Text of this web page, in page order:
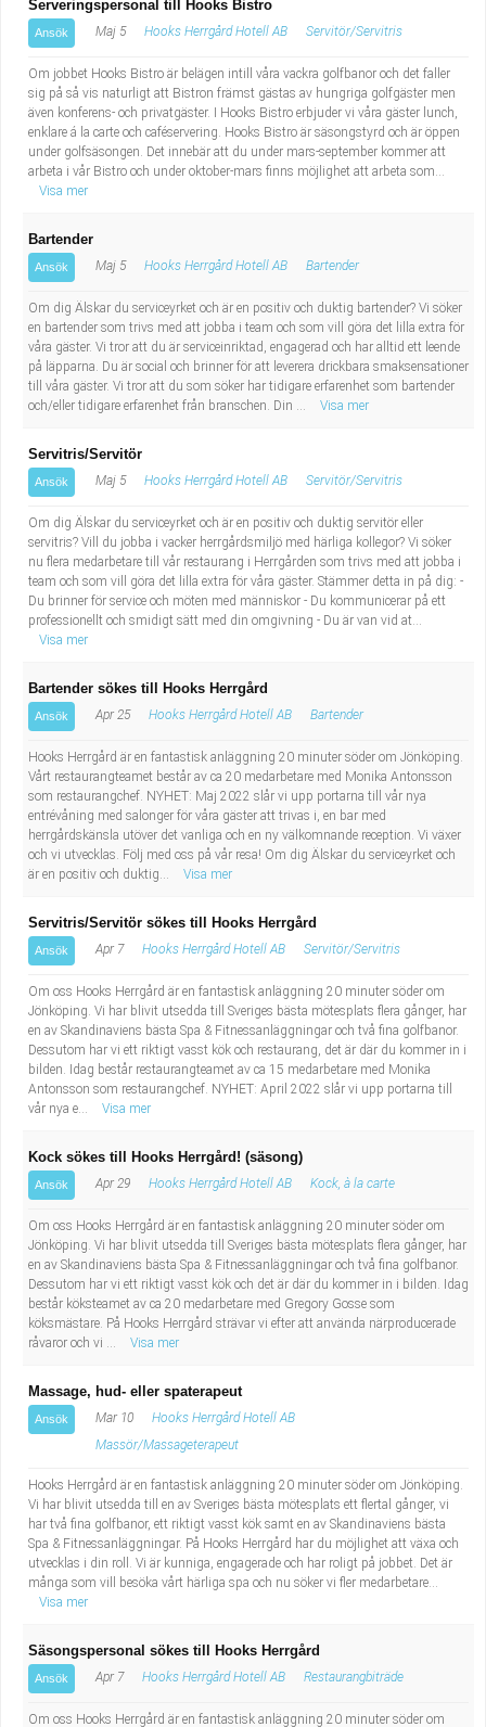
Serveringspersonal till Hooks Bistro
Ansök Maj 5 Hooks Herrgård Hotell AB Servitör/Servitris
Om jobbet Hooks Bistro är belägen intill våra vackra golfbanor och det faller
sig på så vis naturligt att Bistron främst gästas av hungriga golfgäster men
även konferens- och privatgäster. I Hooks Bistro erbjuder vi våra gäster lunch,
enklare á la carte och caféservering. Hooks Bistro är säsongstyrd och är öppen
under golfsäsongen. Det innebär att du under mars-september kommer att
arbeta i vår Bistro och under oktober-mars finns möjlighet att arbeta som...
Visa mer
Bartender
Ansök Maj 5 Hooks Herrgård Hotell AB Bartender
Om dig Älskar du serviceyrket och är en positiv och duktig bartender? Vi söker
en bartender som trivs med att jobba i team och som vill göra det lilla extra för
våra gäster. Vi tror att du är serviceinriktad, engagerad och har alltid ett leende
på läpparna. Du är social och brinner för att leverera drickbara smaksensationer
till våra gäster. Vi tror att du som söker har tidigare erfarenhet som bartender
och/eller tidigare erfarenhet från branschen. Din ...
Visa mer
Servitris/Servitör
Ansök Maj 5 Hooks Herrgård Hotell AB Servitör/Servitris
Om dig Älskar du serviceyrket och är en positiv och duktig servitör eller
servitris? Vill du jobba i vacker herrgårdsmiljö med härliga kollegor? Vi söker
nu flera medarbetare till vår restaurang i Herrgården som trivs med att jobba i
team och som vill göra det lilla extra för våra gäster. Stämmer detta in på dig: -
Du brinner för service och möten med människor - Du kommunicerar på ett
professionellt och smidigt sätt med din omgivning - Du är van vid at...
Visa mer
Bartender sökes till Hooks Herrgård
Ansök Apr 25 Hooks Herrgård Hotell AB Bartender
Hooks Herrgård är en fantastisk anläggning 20 minuter söder om Jönköping.
Vårt restaurangteamet består av ca 20 medarbetare med Monika Antonsson
som restaurangchef. NYHET: Maj 2022 slår vi upp portarna till vår nya
entrévåning med salonger för våra gäster att trivas i, en bar med
herrgårdskänsla utöver det vanliga och en ny välkomnande reception. Vi växer
och vi utvecklas. Följ med oss på vår resa! Om dig Älskar du serviceyrket och
är en positiv och duktig...
Visa mer
Servitris/Servitör sökes till Hooks Herrgård
Ansök Apr 7 Hooks Herrgård Hotell AB Servitör/Servitris
Om oss Hooks Herrgård är en fantastisk anläggning 20 minuter söder om
Jönköping. Vi har blivit utsedda till Sveriges bästa mötesplats flera gånger, har
en av Skandinaviens bästa Spa & Fitnessanläggningar och två fina golfbanor.
Dessutom har vi ett riktigt vasst kök och restaurang, det är där du kommer in i
bilden. Idag består restaurangteamet av ca 15 medarbetare med Monika
Antonsson som restaurangchef. NYHET: April 2022 slår vi upp portarna till
vår nya e...
Visa mer
Kock sökes till Hooks Herrgård! (säsong)
Ansök Apr 29 Hooks Herrgård Hotell AB Kock, à la carte
Om oss Hooks Herrgård är en fantastisk anläggning 20 minuter söder om
Jönköping. Vi har blivit utsedda till Sveriges bästa mötesplats flera gånger, har
en av Skandinaviens bästa Spa & Fitnessanläggningar och två fina golfbanor.
Dessutom har vi ett riktigt vasst kök och det är där du kommer in i bilden. Idag
består köksteamet av ca 20 medarbetare med Gregory Gosse som
köksmästare. På Hooks Herrgård strävar vi efter att använda närproducerade
råvaror och vi ...
Visa mer
Massage, hud- eller spaterapeut
Ansök Mar 10
Hooks Herrgård Hotell AB
Massör/Massageterapeut
Hooks Herrgård är en fantastisk anläggning 20 minuter söder om Jönköping.
Vi har blivit utsedda till en av Sveriges bästa mötesplats ett flertal gånger, vi
har två fina golfbanor, ett riktigt vasst kök samt en av Skandinaviens bästa
Spa & Fitnessanläggningar. På Hooks Herrgård har du möjlighet att växa och
utvecklas i din roll. Vi är kunniga, engagerade och har roligt på jobbet. Det är
många som vill besöka vårt härliga spa och nu söker vi fler medarbetare...
Visa mer
Säsongspersonal sökes till Hooks Herrgård
Ansök Apr 7 Hooks Herrgård Hotell AB Restaurangbiträde
Om oss Hooks Herrgård är en fantastisk anläggning 20 minuter söder om